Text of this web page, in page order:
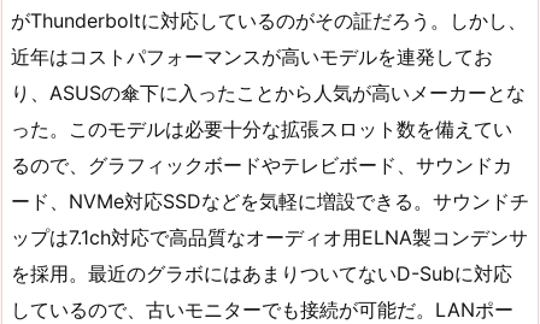
がThunderboltに対応しているのがその証だろう。しかし、
近年はコストパフォーマンスが高いモデルを連発してお
り、ASUSの傘下に入ったことから人気が高いメーカーとな
った。このモデルは必要十分な拡張スロット数を備えてい
るので、グラフィックボードやテレビボード、サウンドカ
ード、NVMe対応SSDなどを気軽に増設できる。サウンドチ
ップは7.1ch対応で高品質なオーディオ用ELNA製コンデンサ
を採用。最近のグラボにはあまりついてないD-Subに対応
しているので、古いモニターでも接続が可能だ。LANポー